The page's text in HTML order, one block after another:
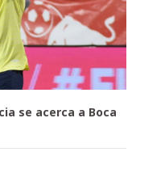
se acerca a Boca